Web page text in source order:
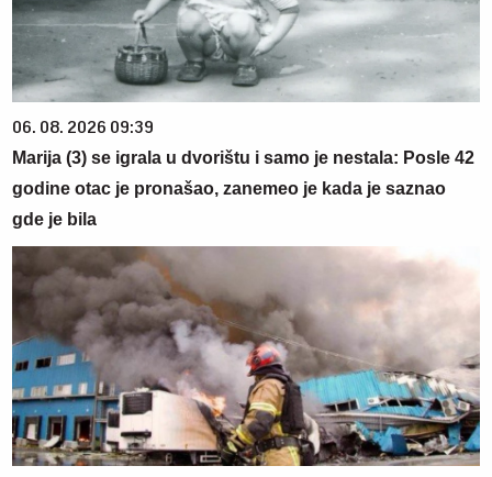
06. 08. 2026 09:39
Marija (3) se igrala u dvorištu i samo je nestala: Posle 42
godine otac je pronašao, zanemeo je kada je saznao
gde je bila